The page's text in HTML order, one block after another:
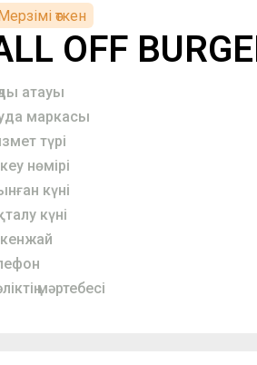
өткен
OFF
атауы
маркасы
түрі
нөмірі
күні
күні
мәртебесі